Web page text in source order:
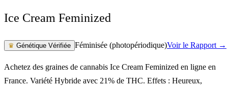
Ice Cream Feminized
♛ Génétique Vérifiée Féminisée (photopériodique)Voir le Rapport →
Achetez des graines de cannabis Ice Cream Feminized en ligne en
France. Variété Hybride avec 21% de THC. Effets : Heureux,